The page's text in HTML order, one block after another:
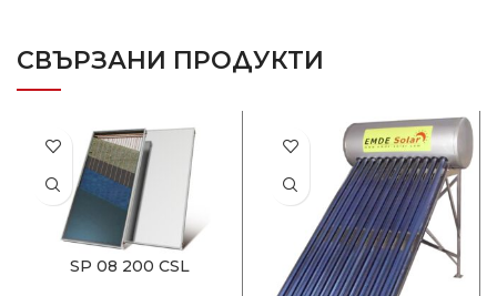
СВЪРЗАНИ ПРОДУКТИ
SP 08 200 CSL